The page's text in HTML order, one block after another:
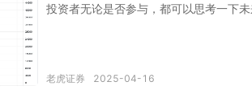
投资者无论是否参与，都可以思考一下
式的下跌只出现过一次，也就是2018年
老虎证券 2025-04-16